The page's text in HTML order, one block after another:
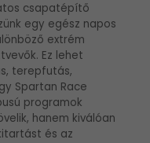
csapatépítő
egy egész napos
extrém
Ez lehet
terepfutás,
Spartan Race
programok
hanem kiválóan
és az